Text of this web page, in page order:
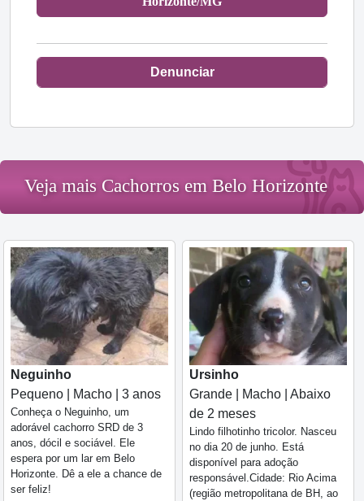
Denunciar
Veja mais Cachorros em Belo Horizonte
Neguinho
Pequeno | Macho | 3 anos
Conheça o Neguinho, um
adorável cachorro SRD de 3
anos, dócil e sociável. Ele
espera por um lar em Belo
Horizonte. Dê a ele a chance de
ser feliz!
Ursinho
Grande | Macho | Abaixo
de 2 meses
Lindo filhotinho tricolor. Nasceu
no dia 20 de junho. Está
disponível para adoção
responsável.Cidade: Rio Acima
(região metropolitana de BH, ao